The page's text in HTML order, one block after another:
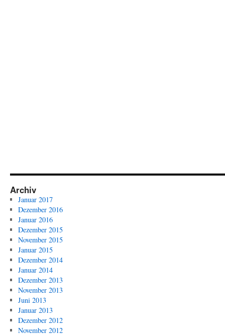
Archiv
Januar 2017
Dezember 2016
Januar 2016
Dezember 2015
November 2015
Januar 2015
Dezember 2014
Januar 2014
Dezember 2013
November 2013
Juni 2013
Januar 2013
Dezember 2012
November 2012